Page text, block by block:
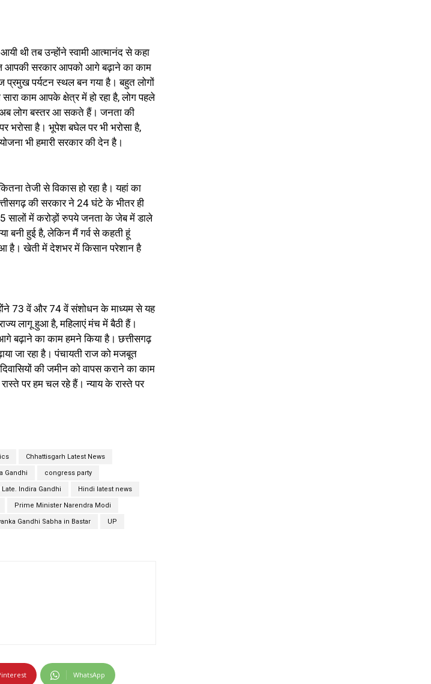
थी तब उन्होंने स्वामी आत्मानंद से कहा
आपकी सरकार आपको आगे बढ़ाने का काम
प्रमुख पर्यटन स्थल बन गया है। बहुत लोगों
काम आपके क्षेत्र में हो रहा है, लोग पहले
अब लोग बस्तर आ सकते हैं। जनता की
भरोसा है। भूपेश बघेल पर भी भरोसा है,
भी हमारी सरकार की देन है।
तेजी से विकास हो रहा है। यहां का
की सरकार ने 24 घंटे के भीतर ही
सालों में करोड़ों रुपये जनता के जेब में डाले
बनी हुई है, लेकिन मैं गर्व से कहती हूं
है। खेती में देशभर में किसान परेशान है
73 वें और 74 वें संशोधन के माध्यम से यह
लागू हुआ है, महिलाएं मंच में बैठी हैं।
बढ़ाने का काम हमने किया है। छत्तीसगढ़
जा रहा है। पंचायती राज को मजबूत
की जमीन को वापस कराने का काम
पर हम चल रहे हैं। न्याय के रास्ते पर
Chhattisgarh Latest News
Gandhi congress party
Indira Gandhi Hindi latest news
Prime Minister Narendra Modi
Gandhi Sabha in Bastar UP
WhatsApp